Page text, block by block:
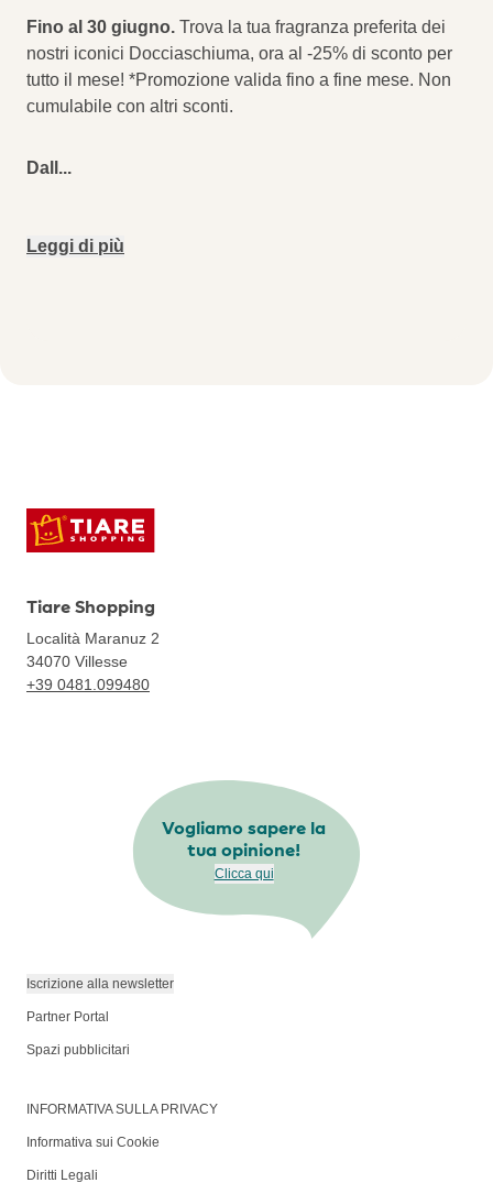
Fino al 30 giugno. Trova la tua fragranza preferita dei
nostri iconici Docciaschiuma, ora al -25% di sconto per
tutto il mese! *Promozione valida fino a fine mese. Non
cumulabile con altri sconti.
Dall ...
Leggi di più
Tiare Shopping
Località Maranuz 2
34070 Villesse
+39 0481.099480
Vogliamo sapere la
tua opinione!
Clicca qui
Iscrizione alla newsletter
Partner Portal
Spazi pubblicitari
INFORMATIVA SULLA PRIVACY
Informativa sui Cookie
Diritti Legali